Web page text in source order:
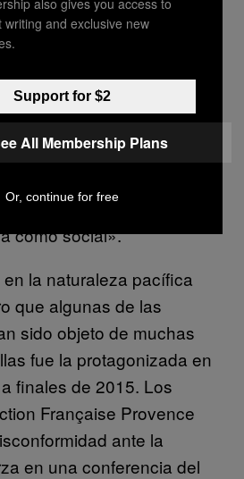
Agitprop.
objetivo alterar sin
el monárquico.
intervenciones no
o tres minutos. No
nada, al contrario
que desean nuestras
como social».
la naturaleza pacífica
que algunas de las
sido objeto de muchas
fue la protagonizada en
finales de 2015. Los
Française Provence
ante la
en una conferencia del
writing and exclusive new
Support for $2
All Membership Plans
Or, continue for free